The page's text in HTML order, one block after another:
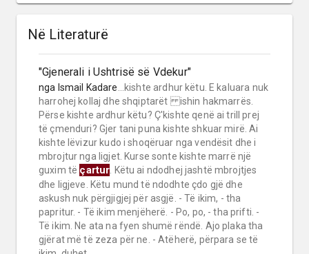
Në Literaturë
"Gjenerali i Ushtrisë së Vdekur"
nga Ismail Kadare ...kishte ardhur këtu. E kaluara nuk
harrohej kollaj dhe shqiptarët ishin hakmarrës.
Përse kishte ardhur këtu? Ç'kishte qenë ai trill prej
të çmenduri? Gjer tani puna kishte shkuar mirë. Ai
kishte lëvizur kudo i shoqëruar nga vendësit dhe i
mbrojtur nga ligjet. Kurse sonte kishte marrë një
guxim të çartur . Këtu ai ndodhej jashtë mbrojtjes
dhe ligjeve. Këtu mund të ndodhte çdo gjë dhe
askush nuk përgjigjej për asgjë. - Të ikim, - tha
papritur. - Të ikim menjëherë. - Po, po, - tha prifti. -
Të ikim. Ne ata na fyen shumë rëndë. Ajo plaka tha
gjërat më të zeza për ne. - Atëherë, përpara se të